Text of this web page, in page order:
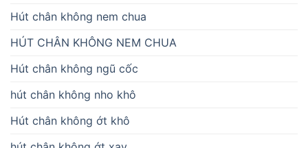
Hút chân không nem chua
HÚT CHÂN KHÔNG NEM CHUA
Hút chân không ngũ cốc
hút chân không nho khô
Hút chân không ớt khô